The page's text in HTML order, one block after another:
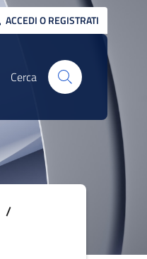
ACCEDI O REGISTRATI
Cerca
/